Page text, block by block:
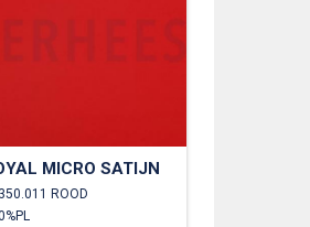
MICRO SATIJN
ROOD